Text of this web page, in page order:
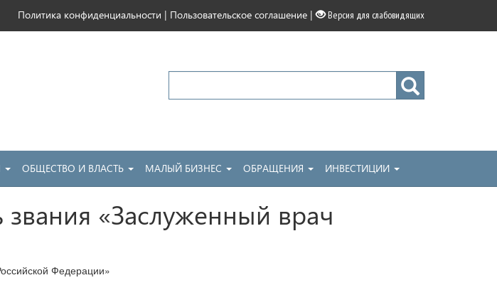
Политика конфиденциальности | Пользовательское соглашение | Версия для слабовидящих
ОБЩЕСТВО И ВЛАСТЬ МАЛЫЙ БИЗНЕС ОБРАЩЕНИЯ ИНВЕСТИЦИИ
звания «Заслуженный врач
Федерации»